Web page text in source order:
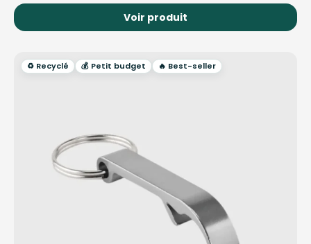
Voir produit
♻️ Recyclé 💰 Petit budget 🔥 Best-seller